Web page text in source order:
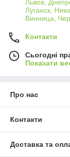
Львов,
Луганск,
Винница,
Контакти
Сьогодні
Показати
Про нас
Контакти
Доставка та